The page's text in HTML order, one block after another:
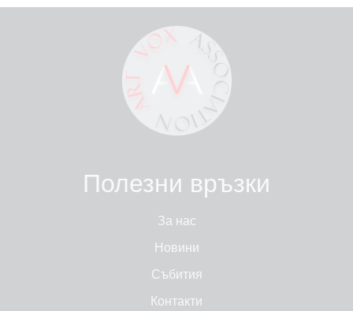
Полезни връзки
За нас
Новини
Събития
Контакти